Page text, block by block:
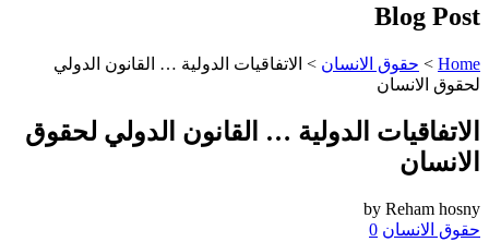
Blog Post
Home
> حقوق الانسان > الاتفاقيات الدولية … القانون الدولي
لحقوق الانسان
الاتفاقيات الدولية … القانون الدولي لحقوق
الانسان
by Reham hosny
حقوق الانسان 0